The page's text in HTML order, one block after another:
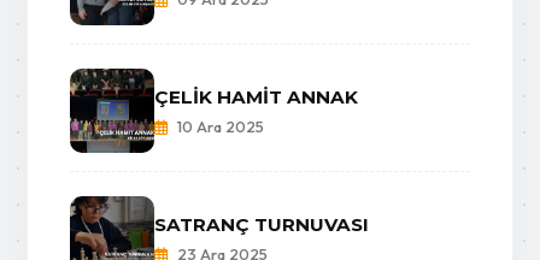
ÇELİK HAMİT ANNAK
10 Ara 2025
SATRANÇ TURNUVASI
23 Ara 2025